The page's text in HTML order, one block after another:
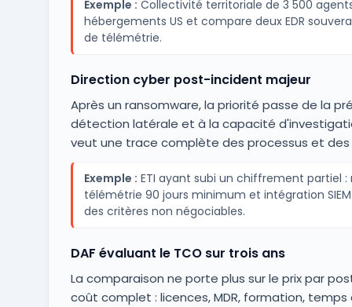
Exemple : Collectivité territoriale de 3 500
hébergements US et compare deux EDR
de télémétrie.
Direction cyber post-incident majeur
Après un ransomware, la priorité passe de la
détection latérale et à la capacité
veut une trace complète des processus et des
Exemple : ETI ayant subi un chiffrement partiel
télémétrie 90 jours minimum et intégration
des critères non négociables.
DAF évaluant le TCO sur trois ans
La comparaison ne porte plus sur le prix par
coût complet : licences, MDR, formation,